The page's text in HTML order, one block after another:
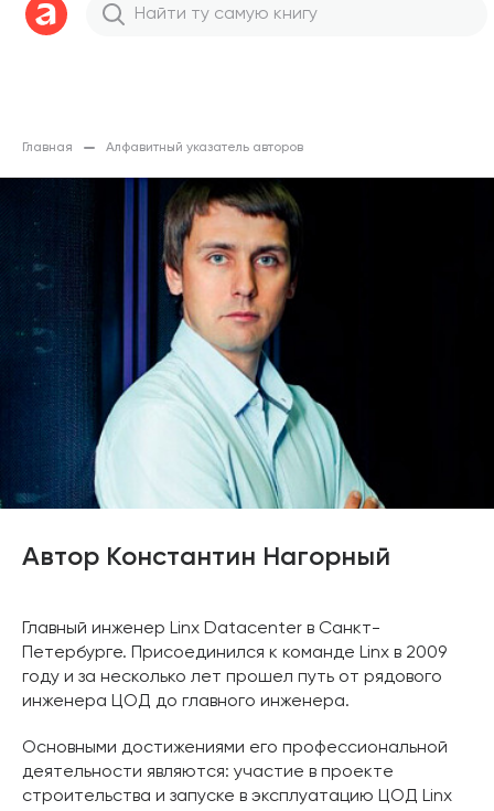
Главная Алфавитный указатель авторов
Автор Константин Нагорный
Главный инженер Linx Datacenter в Санкт-
Петербурге. Присоединился к команде Linx в 2009
году и за несколько лет прошел путь от рядового
инженера ЦОД до главного инженера.
Основными достижениями его профессиональной
деятельности являются: участие в проекте
строительства и запуске в эксплуатацию ЦОД Linx